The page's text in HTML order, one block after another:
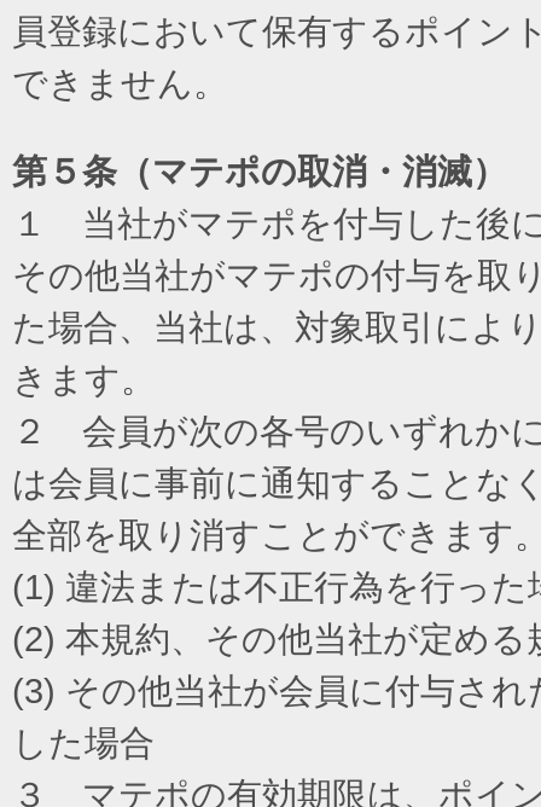
員登録において保有するポイン
できません。
第５条（マテポの取消・消滅）
１ 当社がマテポを付与した後
その他当社がマテポの付与を取
た場合、当社は、対象取引によ
きます。
２ 会員が次の各号のいずれか
は会員に事前に通知することな
全部を取り消すことができます
(1) 違法または不正行為を行った
(2) 本規約、その他当社が定め
(3) その他当社が会員に付与さ
した場合
３ マテポの有効期限は、ポイ